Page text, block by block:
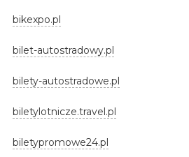
bikexpo.pl
bilet-autostradowy.pl
bilety-autostradowe.pl
biletylotnicze.travel.pl
biletypromowe24.pl